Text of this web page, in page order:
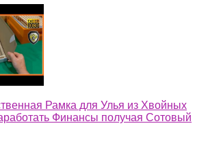
Рамка для Улья из Хвойных
Финансы получая Сотовый